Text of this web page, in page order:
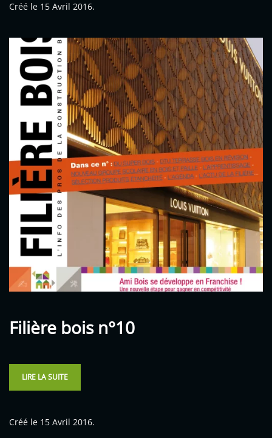
Créé le 15 Avril 2016.
Filière bois n°10
LIRE LA SUITE
Créé le 15 Avril 2016.